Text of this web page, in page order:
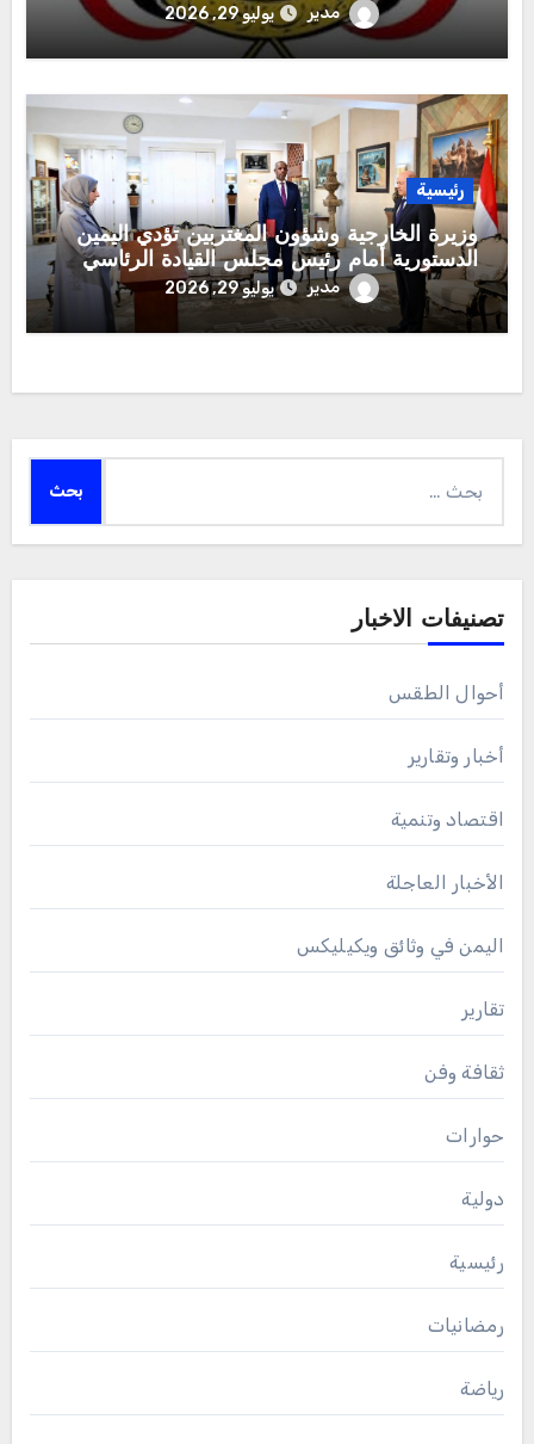
مدير يوليو 29, 2026
رئيسية
وزيرة الخارجية وشؤون المغتربين تؤدي اليمين
الدستورية أمام رئيس مجلس القيادة الرئاسي
مدير يوليو 29, 2026
عن:
تصنيفات الاخبار
أحوال الطقس
أخبار وتقارير
اقتصاد وتنمية
الأخبار العاجلة
اليمن في وثائق ويكيليكس
تقارير
ثقافة وفن
حوارات
دولية
رئيسية
رمضانيات
رياضة